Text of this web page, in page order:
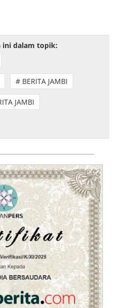
ini dalam topik:
# BERITA JAMBI
JAMBI